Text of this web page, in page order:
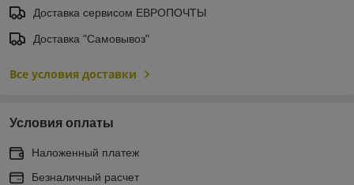
Доставка сервисом ЕВРОПОЧТЫ
Доставка "Самовывоз"
Все условия доставки
Условия оплаты
Наложенный платеж
Безналичный расчет